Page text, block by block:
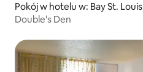
Pokój w hotelu w: Bay St. Louis
Double's Den